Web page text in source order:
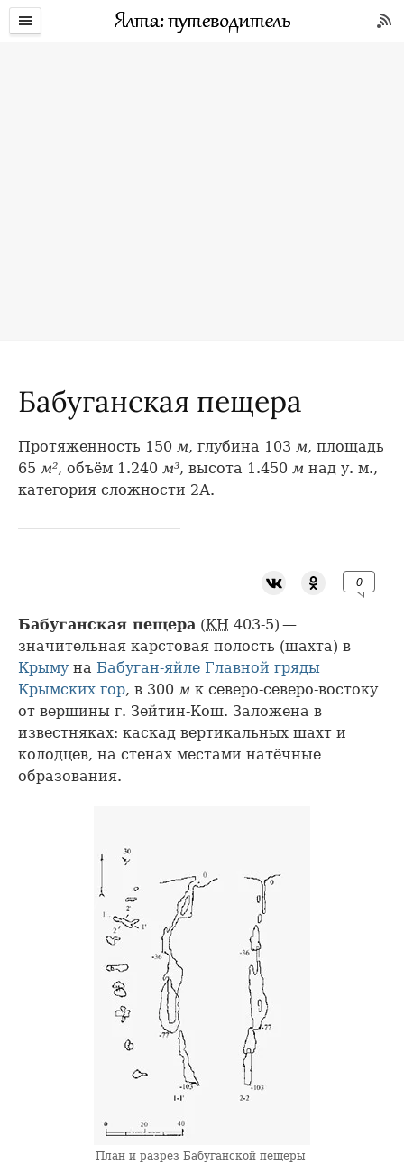
Бабуганская пещера
Протяженность 150 м, глубина 103 м, площадь
65 м², объём 1.240 м³, высота 1.450 м над у. м.,
категория сложности 2А.
0
Бабуганская пещера (КН 403-5) —
значительная карстовая полость (шахта) в
Крымуна Бабуган-яйле Главной гряды
Крымских гор, в 300 м к северо-северо-востоку
от вершины г. Зейтин-Кош. Заложена в
известняках: каскад вертикальных шахт и
колодцев, на стенах местами натёчные
образования.
План и разрез Бабуганской пещеры